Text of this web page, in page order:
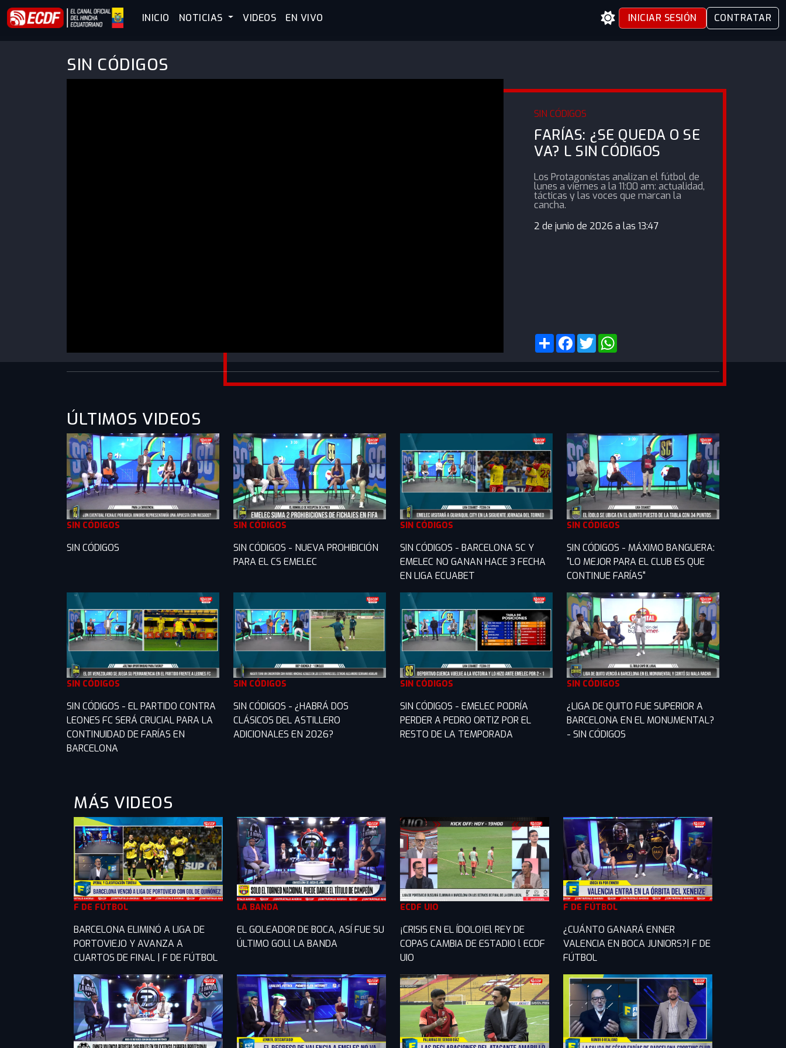
INICIO NOTICIAS VIDEOS EN VIVO INICIAR SESIÓN CONTRATAR
SIN CÓDIGOS
SIN CÓDIGOS
FARÍAS: ¿SE QUEDA O SE
VA? L SIN CÓDIGOS
Los Protagonistas analizan el fútbol de
lunes a viernes a la 11:00 am: actualidad,
tácticas y las voces que marcan la
cancha.
2 de junio de 2026 a las 13:47
ÚLTIMOS VIDEOS
SIN CÓDIGOS
SIN CÓDIGOS
SIN CÓDIGOS
SIN CÓDIGOS - NUEVA PROHIBICIÓN
PARA EL CS EMELEC
SIN CÓDIGOS
SIN CÓDIGOS - BARCELONA SC Y
EMELEC NO GANAN HACE 3 FECHA
EN LIGA ECUABET
SIN CÓDIGOS
SIN CÓDIGOS - MÁXIMO BANGUERA:
"LO MEJOR PARA EL CLUB ES QUE
CONTINUE FARÍAS"
SIN CÓDIGOS
SIN CÓDIGOS - EL PARTIDO CONTRA
LEONES FC SERÁ CRUCIAL PARA LA
CONTINUIDAD DE FARÍAS EN
BARCELONA
SIN CÓDIGOS
SIN CÓDIGOS - ¿HABRÁ DOS
CLÁSICOS DEL ASTILLERO
ADICIONALES EN 2026?
SIN CÓDIGOS
SIN CÓDIGOS - EMELEC PODRÍA
PERDER A PEDRO ORTIZ POR EL
RESTO DE LA TEMPORADA
SIN CÓDIGOS
¿LIGA DE QUITO FUE SUPERIOR A
BARCELONA EN EL MONUMENTAL?
- SIN CÓDIGOS
MÁS VIDEOS
F DE FÚTBOL
BARCELONA ELIMINÓ A LIGA DE
PORTOVIEJO Y AVANZA A
CUARTOS DE FINAL | F DE FÚTBOL
LA BANDA
EL GOLEADOR DE BOCA, ASÍ FUE SU
ÚLTIMO GOLl LA BANDA
ECDF UIO
¡CRISIS EN EL ÍDOLO!El REY DE
COPAS CAMBIA DE ESTADIO l ECDF
UIO
F DE FÚTBOL
¿CUÁNTO GANARÁ ENNER
VALENCIA EN BOCA JUNIORS?| F DE
FÚTBOL